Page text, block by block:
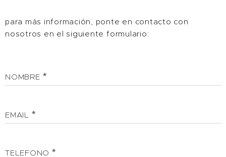
para más información, ponte en contacto con
nosotros en el siguiente formulario:
NOMBRE
EMAIL
TELEFONO